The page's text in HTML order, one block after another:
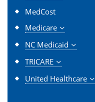
MedCost
Medicare
NC Medicaid
TRICARE
United Healthcare